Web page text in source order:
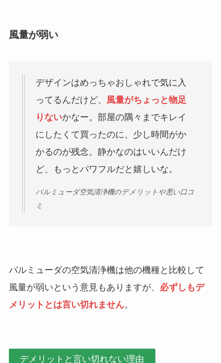
風量が弱い
デザインはめっちゃおしゃれで気に入
ってるんだけど、
風量がちょっと物足
りないかなー。部屋の隅々までキレイ
にしたくて買ったのに、少し時間がか
かるのが残念。静かなのはいいんだけ
ど、もっとパワフルだと嬉しいな。
バルミューダ空気清浄機のデメリットや悪い口コ
ミ
バルミューダの空気清浄機は他の機種と比較して
風量が弱いという意見もありますが、 必ずしもデ
メリットとは言い切れません。
デメリットと言い切れない理由